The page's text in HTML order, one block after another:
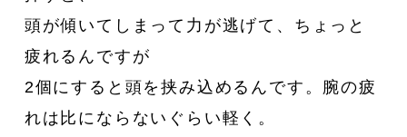
頭が傾いてしまって力が逃げて、ちょっと
疲れるんですが
2個にすると頭を挟み込めるんです。腕の疲
れは比にならないぐらい軽く。